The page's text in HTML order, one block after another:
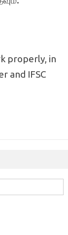
properly, in
and IFSC